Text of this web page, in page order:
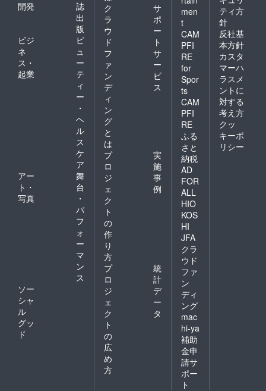
開発
誌
出
版
ビジ
ネ
ス・
起業
ビ
ュ
ー
テ
ィ
ー
・
ヘ
ル
ス
ケ
ア
アー
ト・
写真
舞
台
・
パ
フ
ォ
ー
マ
ン
ス
ソー
シャ
ル
グッ
ド
ク
ラ
ウ
ド
フ
ァ
ン
デ
ィ
ン
グ
と
は
サ
ポ
ー
ト
サ
ー
ビ
ス
プ
ロ
ジ
ェ
ク
ト
の
作
り
方
実
施
事
例
プ
ロ
ジ
ェ
ク
ト
の
広
め
方
統
計
デ
ー
タ
men
t
CAM
PFI
RE
for
Spor
ts
CAM
PFI
RE
ふる
さと
納税
AD
FOR
ALL
HIO
KOS
HI
JFA
クラ
ウド
ファ
ン
ディ
ング
mac
hi-ya
補助
金申
請サ
ポー
ト
ティ方
針
反社基
本方針
カスタ
マーハ
ラスメ
ントに
対する
考え方
クッ
キーポ
リシー